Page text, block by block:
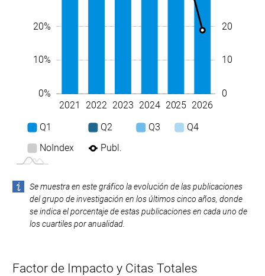
20%
10%
0% 0
10
20
2021 2022 2023 2024 2025 2026
Q1
Q2 Q3
Q4
NoIndex
Publ.
Se muestra en este gráfico la evolución de las publicaciones
del grupo de investigación en los últimos cinco años, donde
se indica el porcentaje de estas publicaciones en cada uno de
los cuartiles por anualidad.
Factor de Impacto y Citas Totales